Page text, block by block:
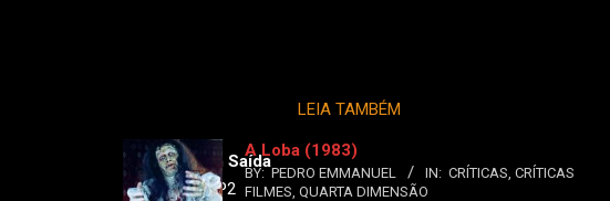
P2 - Sem Saída
Original:P2
LEIA TAMBÉM
A Loba (1983)
BY: PEDRO EMMANUEL IN: CRÍTICAS, CRÍTICAS
FILMES, QUARTA DIMENSÃO